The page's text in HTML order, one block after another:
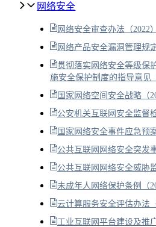
网络安全
网络安全审查办法（2022）
网络产品安全漏洞管理规
贯彻落实网络安全等级保
施安全保护制度的指导意见
国家网络空间安全战略（
公安机关互联网安全监督
国家网络安全事件应急预
公共互联网网络安全突发
公共互联网网络安全威胁
未成年人网络保护条例（
云计算服务安全评估办法（
工业互联网平台建设及推